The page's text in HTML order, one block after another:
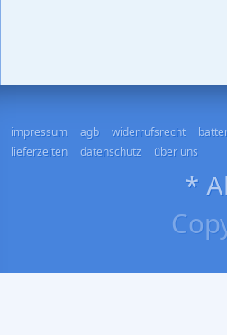
impressum agb widerrufsrecht
lieferzeiten
datenschutz über uns
*